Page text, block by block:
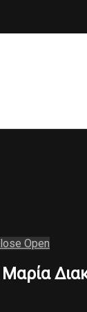
Open